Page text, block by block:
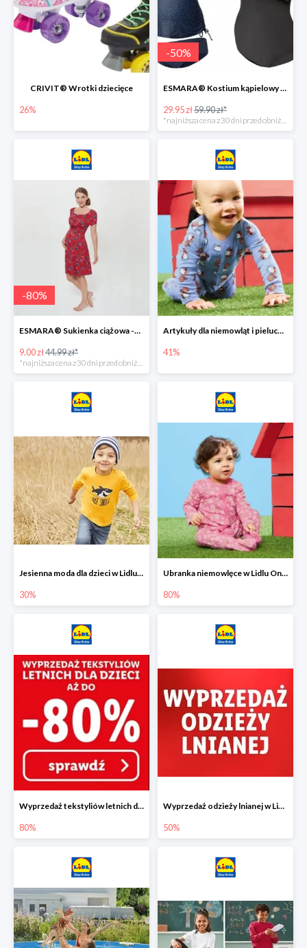
CRIVIT® Wrotki dziecięce
26%
-50%
ESMARA® Kostium kąpielowy ciążowy lub tankini ciążowe -50%
29.95 zł59.90 zł*
-80%
ESMARA® Sukienka ciążowa -79%
9.00 zł44.99 zł*
Artykuły dla niemowląt i pieluchy w Lidlu Online do -41%
41%
Jesienna moda dla dzieci w Lidlu Online do -30%
30%
Ubranka niemowlęce w Lidlu Online do -80%
80%
Wyprzedaż tekstyliów letnich dla dzieci w Lidlu Online do -80%
80%
Wyprzedaż odzieży lnianej w Lidlu Online do -50%
50%